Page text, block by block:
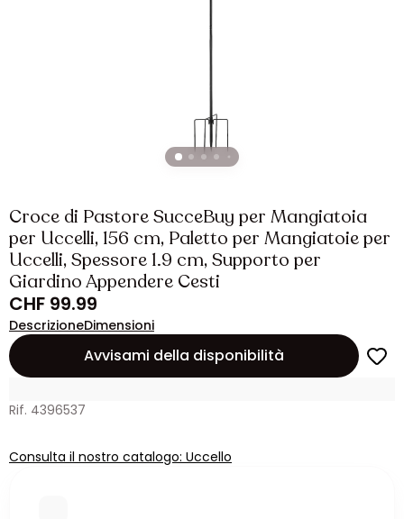
Croce di Pastore SucceBuy per Mangiatoia
per Uccelli, 156 cm, Paletto per Mangiatoie per
Uccelli, Spessore 1.9 cm, Supporto per
Giardino Appendere Cesti
CHF 99.99
DescrizioneDimensioni
Avvisami della disponibilità
Rif. 4396537
Consulta il nostro catalogo: Uccello